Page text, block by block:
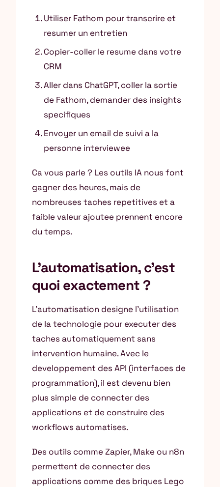
Utiliser Fathom pour transcrire et
resumer un entretien
Copier-coller le resume dans votre
CRM
Aller dans ChatGPT, coller la sortie
de Fathom, demander des insights
specifiques
Envoyer un email de suivi a la
personne interviewee
Ca vous parle ? Les outils IA nous font
gagner des heures, mais de
nombreuses taches repetitives et a
faible valeur ajoutee prennent encore
du temps.
L’automatisation, c’est
quoi exactement ?
L’automatisation designe l’utilisation
de la technologie pour executer des
taches automatiquement sans
intervention humaine. Avec le
developpement des API (interfaces de
programmation), il est devenu bien
plus simple de connecter des
applications et de construire des
workflows automatises.
Des outils comme Zapier, Make ou n8n
permettent de connecter des
applications comme des briques Lego